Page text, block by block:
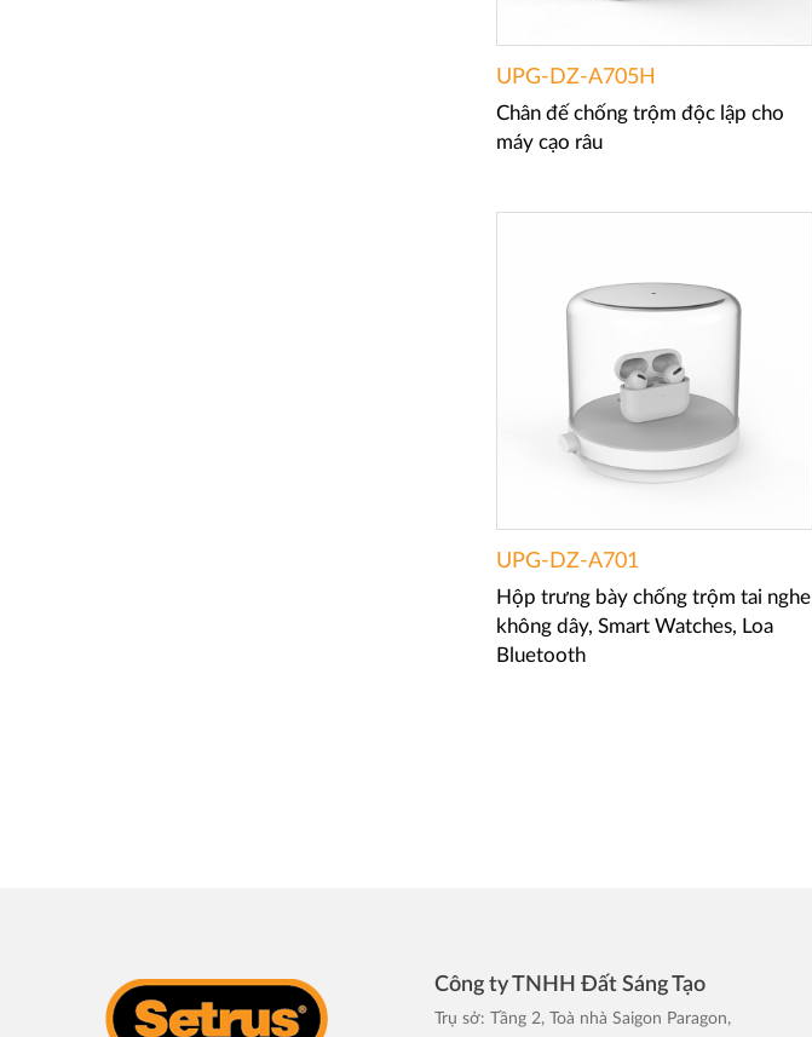
UPG-DZ-A705H
Chân đế chống trộm độc lập cho
máy cạo râu
UPG-DZ-A701
Hộp trưng bày chống trộm tai nghe
không dây, Smart Watches, Loa
Bluetooth
Công ty TNHH Đất Sáng Tạo
Trụ sở: Tầng 2, Toà nhà Saigon Paragon,